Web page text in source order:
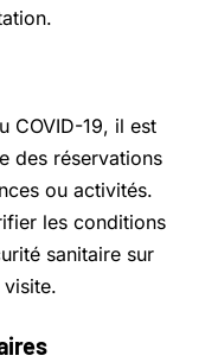
COVID-19, il est
des réservations
ou activités.
les conditions
sanitaire sur